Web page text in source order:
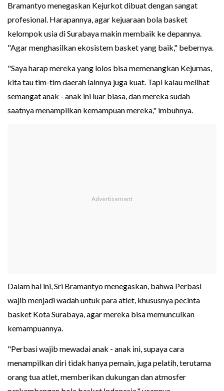
Bramantyo menegaskan Kejurkot dibuat dengan sangat
profesional. Harapannya, agar kejuaraan bola basket
kelompok usia di Surabaya makin membaik ke depannya.
"Agar menghasilkan ekosistem basket yang baik," bebernya.
"Saya harap mereka yang lolos bisa memenangkan Kejurnas,
kita tau tim-tim daerah lainnya juga kuat. Tapi kalau melihat
semangat anak - anak ini luar biasa, dan mereka sudah
saatnya menampilkan kemampuan mereka," imbuhnya.
Dalam hal ini, Sri Bramantyo menegaskan, bahwa Perbasi
wajib menjadi wadah untuk para atlet, khususnya pecinta
basket Kota Surabaya, agar mereka bisa memunculkan
kemampuannya.
"Perbasi wajib mewadai anak - anak ini, supaya cara
menampilkan diri tidak hanya pemain, juga pelatih, terutama
orang tua atlet, memberikan dukungan dan atmosfer